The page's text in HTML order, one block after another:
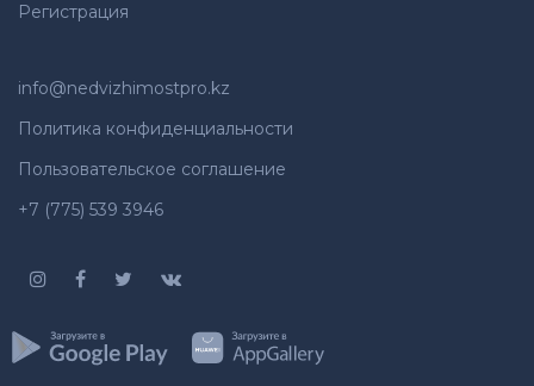
Регистрация
info@nedvizhimostpro.kz
Политика конфиденциальности
Пользовательское соглашение
+7 (775) 539 3946